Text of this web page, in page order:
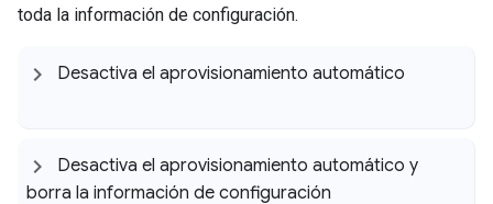
toda la información de configuración.
Desactiva el aprovisionamiento automático
Desactiva el aprovisionamiento automático y
borra la información de configuración